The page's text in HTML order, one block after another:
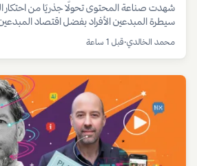
شهدت صناعة المحتوى تحولًا جذريًا من احتكار
سيطرة المبدعين الأفراد بفضل اقتصاد
عميق في نموذج الأعمال، حيث يعتمد المبدعون
مستحدثة مثل الاشتراكات المباشرة والدعم
الكلي على الإعلانات أو العقود المؤسسية. تشير
سوق اقتصاد المبدعين العالمي تجاوز مئات
توقعات بنمو متسارع مدفوع بمليارات
المنصات الرقمية. هذا التحول يعيد تعريف
بين العمل والهواية، وتتزايد أعداد الأفراد الذين
وسيلة للاستقلال المالي والرضا المهني. لم
المبدعين ترفًا فكريًا، بل تحول هيكلي في ميزان
فيه مركز الثقل من المؤسسات الإعلامية
محمد الخالدي•قبل 1 ساعة